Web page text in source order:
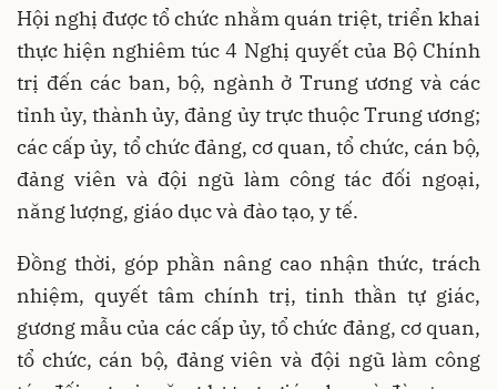
Hội nghị được tổ chức nhằm quán triệt, triển khai
thực hiện nghiêm túc 4 Nghị quyết của Bộ Chính
trị đến các ban, bộ, ngành ở Trung ương và các
tỉnh ủy, thành ủy, đảng ủy trực thuộc Trung ương;
các cấp ủy, tổ chức đảng, cơ quan, tổ chức, cán bộ,
đảng viên và đội ngũ làm công tác đối ngoại,
năng lượng, giáo dục và đào tạo, y tế.
Đồng thời, góp phần nâng cao nhận thức, trách
nhiệm, quyết tâm chính trị, tinh thần tự giác,
gương mẫu của các cấp ủy, tổ chức đảng, cơ quan,
tổ chức, cán bộ, đảng viên và đội ngũ làm công